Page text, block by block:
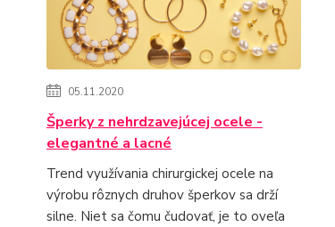
05.11.2020
Šperky z nehrdzavejúcej ocele -
elegantné a lacné
Trend využívania chirurgickej ocele na
výrobu rôznych druhov šperkov sa drží
silne. Niet sa čomu čudovať, je to oveľa